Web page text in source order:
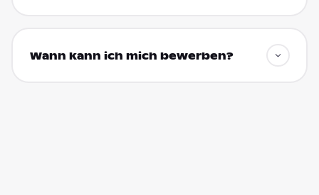
Wann kann ich mich bewerben?